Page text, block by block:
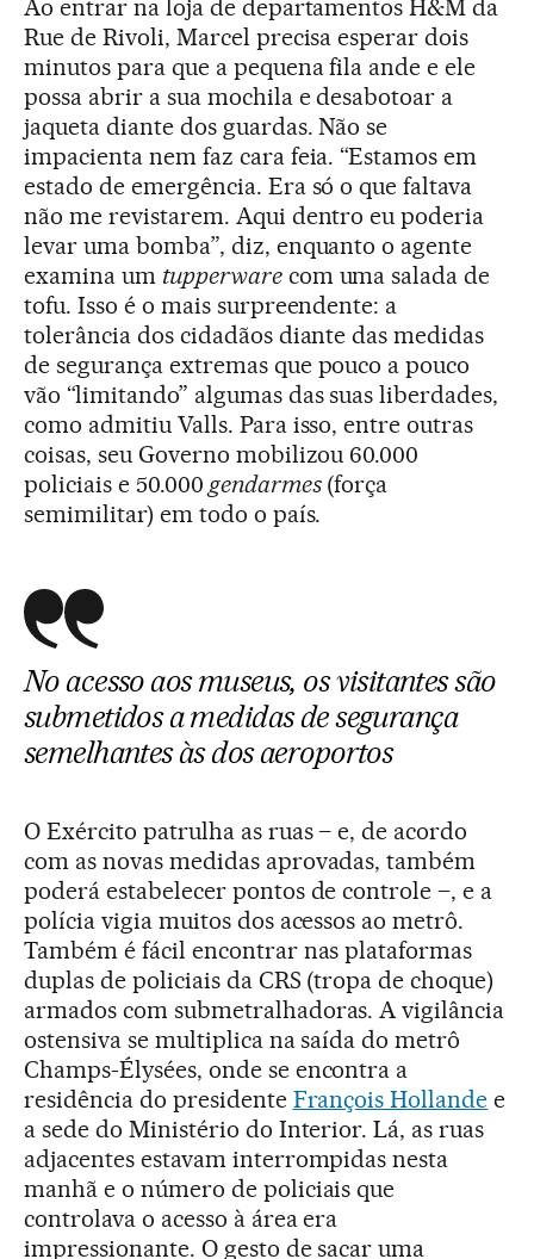
Ao entrar na loja de departamentos H&M da
Rue de Rivoli, Marcel precisa esperar dois
minutos para que a pequena fila ande e ele
possa abrir a sua mochila e desabotoar a
jaqueta diante dos guardas. Não se
impacienta nem faz cara feia. “Estamos em
estado de emergência. Era só o que faltava
não me revistarem. Aqui dentro eu poderia
levar uma bomba”, diz, enquanto o agente
examina um tupperwarecom uma salada de
tofu. Isso é o mais surpreendente: a
tolerância dos cidadãos diante das medidas
de segurança extremas que pouco a pouco
vão “limitando” algumas das suas liberdades,
como admitiu Valls. Para isso, entre outras
coisas, seu Governo mobilizou 60.000
policiais e 50.000 gendarmes(força
semimilitar) em todo o país.
No acesso aos museus, os visitantes são
submetidos a medidas de segurança
semelhantes às dos aeroportos
O Exército patrulha as ruas – e, de acordo
com as novas medidas aprovadas, também
poderá estabelecer pontos de controle –, e a
polícia vigia muitos dos acessos ao metrô.
Também é fácil encontrar nas plataformas
duplas de policiais da CRS (tropa de choque)
armados com submetralhadoras. A vigilância
ostensiva se multiplica na saída do metrô
Champs-Élysées, onde se encontra a
residência do presidente François Hollande e
a sede do Ministério do Interior. Lá, as ruas
adjacentes estavam interrompidas nesta
manhã e o número de policiais que
controlava o acesso à área era
impressionante. O gesto de sacar uma